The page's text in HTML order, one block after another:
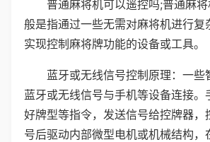
普通麻将机可以遥控吗;普通麻
般是指通过一些无需对麻将机进行复
实现控制麻将牌功能的设备或工具。
蓝牙或无线信号控制原理：一些
蓝牙或无线信号与手机等设备连接。
好牌型等指令，发送信号给控牌器，
号后驱动内部微型电机或机械结构，